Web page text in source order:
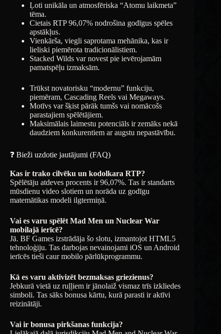
Ļoti unikāla un atmosfēriska “Atomu laikmeta”
tēma.
Cietais RTP 96,07% nodrošina godīgus spēles
apstākļus.
Vienkārša, viegli saprotama mehānika, kas ir
lieliski piemērota tradicionālistiem.
Stacked Wilds var novest pie ievērojamām
pamatspēļu izmaksām.
Trūkst novatorisku “modernu” funkciju,
piemēram, Cascading Reels vai Megaways.
Motīvs var šķist pārāk tumšs vai nomācošs
parastajiem spēlētājiem.
Maksimālais laimestu potenciāls ir zemāks nekā
daudziem konkurentiem ar augstu nepastāvību.
❓ Bieži uzdotie jautājumi (FAQ)
Kas ir trako cilvēku un kodolkara RTP?
Spēlētāju atdeves procents ir 96,07%. Tas ir standarts
mūsdienu video slotiem un norāda uz godīgu
matemātikas modeli ilgtermiņā.
Vai es varu spēlēt Mad Men un Nuclear War
mobilajā ierīcē?
Jā. BF Games izstrādāja šo slotu, izmantojot HTML5
tehnoloģiju. Tas darbojas nevainojami iOS un Android
ierīcēs tieši caur mobilo pārlūkprogrammu.
Kā es varu aktivizēt bezmaksas griezienus?
Jebkurā vietā uz ruļļiem ir jānolaiž vismaz trīs izkliedes
simboli. Tas sāks bonusa kārtu, kurā parasti ir aktīvi
reizinātāji.
Vai ir bonusa pirkšanas funkcija?